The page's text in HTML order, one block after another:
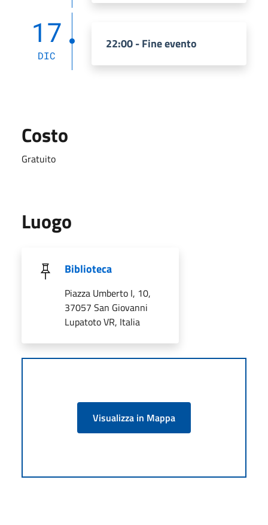
17
DIC
22:00 - Fine evento
Costo
Gratuito
Luogo
Biblioteca
Piazza Umberto I, 10,
37057 San Giovanni
Lupatoto VR, Italia
Visualizza in Mappa